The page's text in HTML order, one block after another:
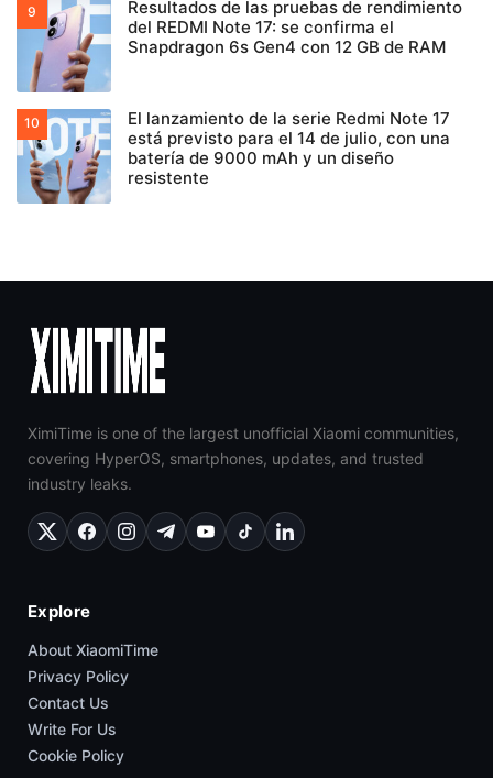
Resultados de las pruebas de rendimiento
del REDMI Note 17: se confirma el
Snapdragon 6s Gen4 con 12 GB de RAM
El lanzamiento de la serie Redmi Note 17
está previsto para el 14 de julio, con una
batería de 9000 mAh y un diseño
resistente
XimiTime is one of the largest unofficial Xiaomi communities,
covering HyperOS, smartphones, updates, and trusted
industry leaks.
Explore
About XiaomiTime
Privacy Policy
Contact Us
Write For Us
Cookie Policy